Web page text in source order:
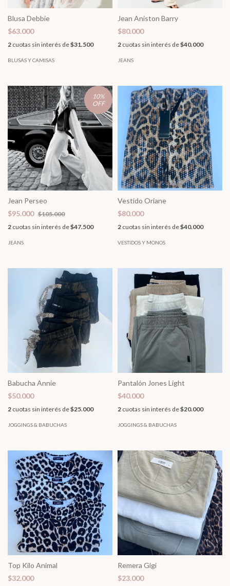
Blusa Debbie
$63.000
2 cuotas sin interés de$31.500
BLUSAS Y CAMISAS
Jean Aniston Barry
$80.000
2 cuotas sin interés de$40.000
JEANS
10%
OFF
Jean Perseo
$95.000 $105.000
2 cuotas sin interés de$47.500
JEANS
Vestido Oriane
$80.000
2 cuotas sin interés de$40.000
VESTIDOS Y MONOS
Babucha Annie
$50.000
2 cuotas sin interés de$25.000
JOGGINGS & BABUCHAS
Pantalón Jones Light
$40.000
2 cuotas sin interés de$20.000
JOGGINGS & BABUCHAS
Top Kilo Animal
$32.000
Remera Gigi
$23.000